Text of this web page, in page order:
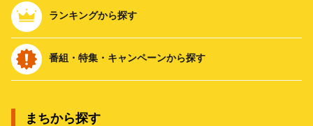
ランキングから探す
番組・特集・キャンペーンから探す
まちから探す